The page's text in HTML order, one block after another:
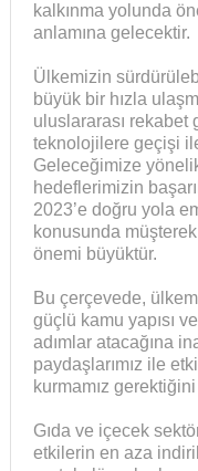
kalkınma yolunda
anlamına gelecektir.
Ülkemizin
büyük bir hızla
uluslararası rekabet
teknolojilere geçişi
Geleceğimize
hedeflerimizin
2023’e doğru yola
konusunda
önemi büyüktür.
Bu çerçevede,
güçlü kamu yapısı
adımlar atacağına
paydaşlarımız ile
kurmamız
Gıda ve içecek
etkilerin en aza